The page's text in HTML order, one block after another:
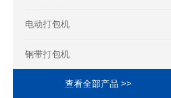
电动打包机
钢带打包机
查看全部产品 >>